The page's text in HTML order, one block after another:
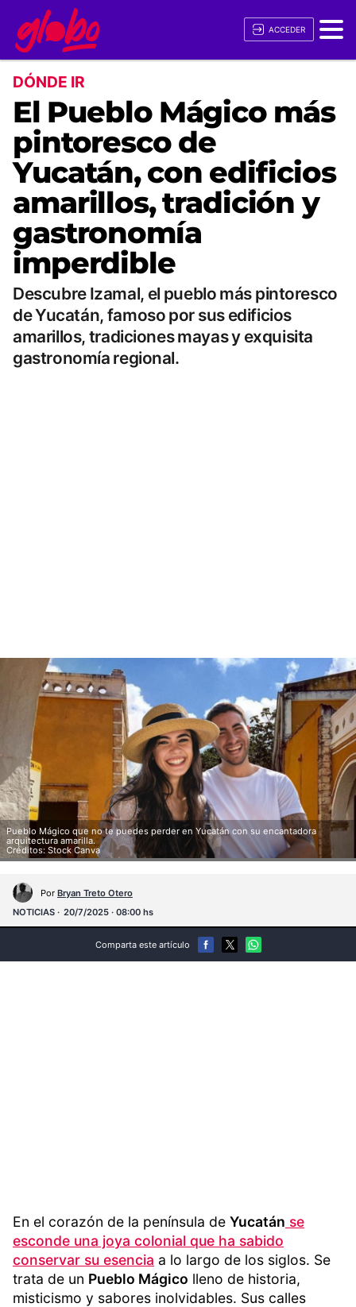
ACCEDER
DÓNDE IR
El Pueblo Mágico más
pintoresco de
Yucatán, con edificios
amarillos, tradición y
gastronomía
imperdible
Descubre Izamal, el pueblo más pintoresco
de Yucatán, famoso por sus edificios
amarillos, tradiciones mayas y exquisita
gastronomía regional.
Pueblo Mágico que no te puedes perder en Yucatán con su encantadora
arquitectura amarilla.
Créditos: Stock Canva
Por Bryan Treto Otero
NOTICIAS
20/7/2025 · 08:00 hs
Comparta este artículo
En el corazón de la península de Yucatán se
esconde una joya colonial que ha sabido
conservar su esencia a lo largo de los siglos. Se
trata de un Pueblo Mágico lleno de historia,
misticismo y sabores inolvidables. Sus calles